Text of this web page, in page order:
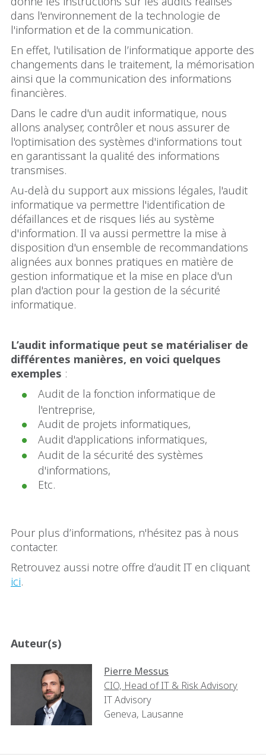
dans l'environnement de la technologie de
l'information et de la communication.
En effet, l'utilisation de l’informatique apporte des
changements dans le traitement, la mémorisation
ainsi que la communication des informations
financières.
Dans le cadre d'un audit informatique, nous
allons analyser, contrôler et nous assurer de
l'optimisation des systèmes d'informations tout
en garantissant la qualité des informations
transmises.
Au-delà du support aux missions légales, l'audit
informatique va permettre l'identification de
défaillances et de risques liés au système
d'information. Il va aussi permettre la mise à
disposition d'un ensemble de recommandations
alignées aux bonnes pratiques en matière de
gestion informatique et la mise en place d'un
plan d'action pour la gestion de la sécurité
informatique.
L’audit informatique peut se matérialiser de
différentes manières, en voici quelques
exemples :
Audit de la fonction informatique de
l'entreprise,
Audit de projets informatiques,
Audit d'applications informatiques,
Audit de la sécurité des systèmes
d'informations,
Etc.
Pour plus d’informations, n'hésitez pas à nous
contacter.
Retrouvez aussi notre offre d’audit IT en cliquant
ici.
Auteur(s)
Pierre Messus
CIO, Head of IT & Risk Advisory
IT Advisory
Geneva, Lausanne